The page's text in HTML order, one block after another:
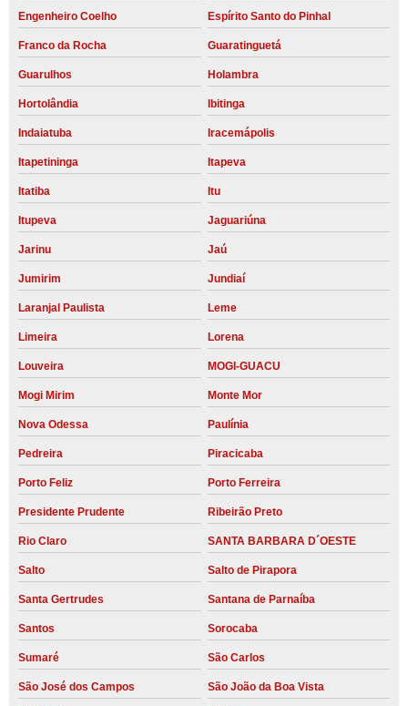
Engenheiro Coelho Espírito Santo do Pinhal
Franco da Rocha Guaratinguetá
Guarulhos Holambra
Hortolândia Ibitinga
Indaiatuba Iracemápolis
Itapetininga Itapeva
Itatiba Itu
Itupeva Jaguariúna
Jarinu Jaú
Jumirim Jundiaí
Laranjal Paulista Leme
Limeira Lorena
Louveira MOGI-GUACU
Mogi Mirim Monte Mor
Nova Odessa Paulínia
Pedreira Piracicaba
Porto Feliz Porto Ferreira
Presidente Prudente Ribeirão Preto
Rio Claro SANTA BARBARA D´OESTE
Salto Salto de Pirapora
Santa Gertrudes Santana de Parnaíba
Santos Sorocaba
Sumaré São Carlos
São José dos Campos São João da Boa Vista